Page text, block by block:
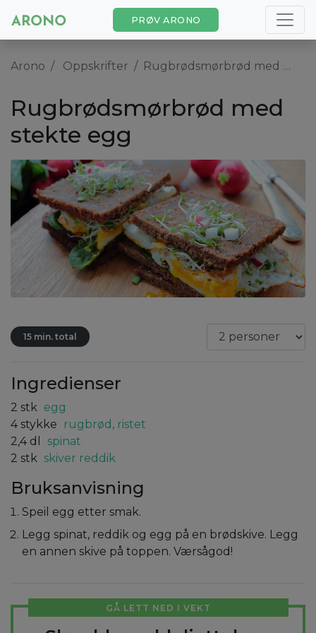
PRØV ARONO
Arono Oppskrifter Rugbrødsmørbrød med stekte egg
Rugbrødsmørbrød med
stekte egg
15 min. total
Ingredienser
2 stk egg
4 stykke
rugbrød, ristet
2,4 dl
spinat
2 stk skiver reddik
Bruksanvisning
Speil egg etter smak.
Legg spinat, reddik og egg på en brødskive. Legg
en annen skive på toppen. Værsågod!
GÅ LETT NED I VEKT